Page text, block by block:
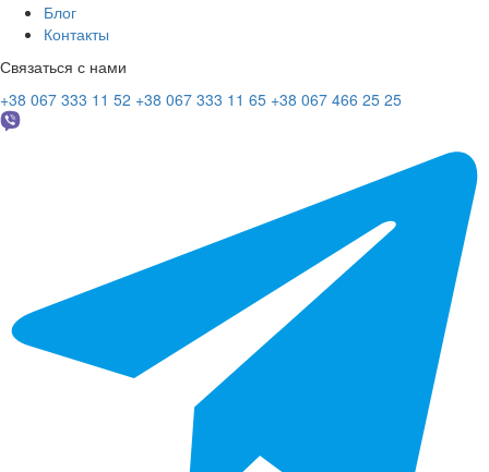
Блог
Контакты
Связаться с нами
+38 067 333 11 52 +38 067 333 11 65 +38 067 466 25 25